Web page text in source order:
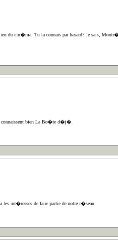
cin�ma. Tu la connais par hasard? Je sais,
connaissent bien La Bo�te d�j�.
int�resses de faire partie de notre r�seau.